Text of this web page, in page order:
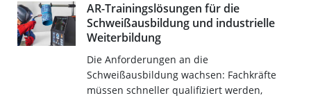
AR-Trainingslösungen für die
Schweißausbildung und industrielle
Weiterbildung
Die Anforderungen an die
Schweißausbildung wachsen: Fachkräfte
müssen schneller qualifiziert werden,